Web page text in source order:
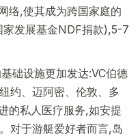
络,使其成为跨国家庭的
家发展基金NDF捐款),5-7
础设施更加发达:VC伯德
约、迈阿密、伦敦、多
的私人医疗服务,如安提
对于游艇爱好者而言,岛